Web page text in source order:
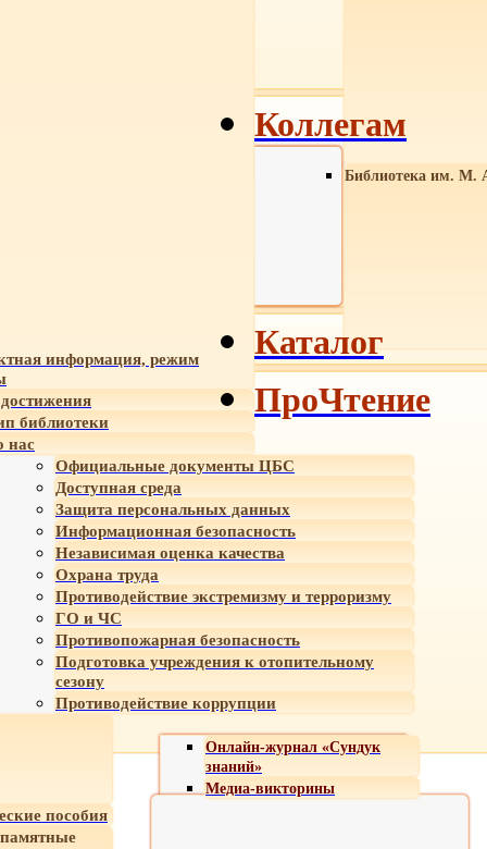
Библиотека им. М.
информация, режим
библиотеки
нас
Официальные документы ЦБС
Доступная среда
Защита персональных данных
Информационная безопасность
Независимая оценка качества
Охрана труда
Противодействие экстремизму и терроризму
ГО и ЧС
Противопожарная безопасность
Подготовка учреждения к отопительному
сезону
Противодействие коррупции
Онлайн-журнал «Сундук
знаний»
Медиа-викторины
пособия
Коллегам
Каталог
ПроЧтение